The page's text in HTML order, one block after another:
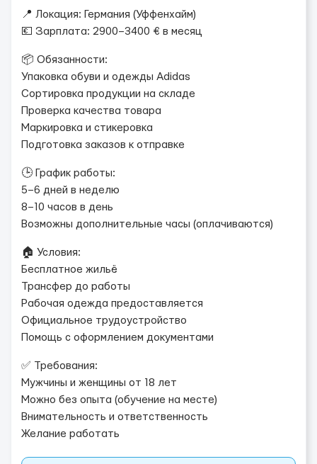
📍 Локация: Германия (Уффенхайм)
💶 Зарплата: 2900–3400 € в месяц
📦 Обязанности:
Упаковка обуви и одежды Adidas
Сортировка продукции на складе
Проверка качества товара
Маркировка и стикеровка
Подготовка заказов к отправке
🕒 График работы:
5–6 дней в неделю
8–10 часов в день
Возможны дополнительные часы (оплачиваются)
🏠 Условия:
Бесплатное жильё
Трансфер до работы
Рабочая одежда предоставляется
Официальное трудоустройство
Помощь с оформлением документами
✅ Требования:
Мужчины и женщины от 18 лет
Можно без опыта (обучение на месте)
Внимательность и ответственность
Желание работать